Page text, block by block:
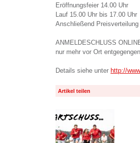
Eröffnungsfeier 14.00 Uhr
Lauf 15.00 Uhr bis 17.00 Uhr
Anschließend
ANMELDESCHLUSS
nur mehr vor Ort
Details siehe unter http://
Artikel teilen